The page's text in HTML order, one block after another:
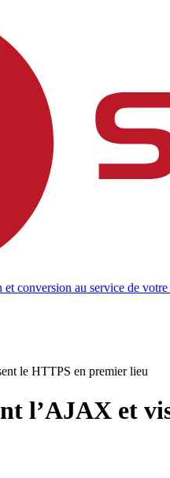
conversion au service de votre
le HTTPS en premier lieu
l’AJAX et